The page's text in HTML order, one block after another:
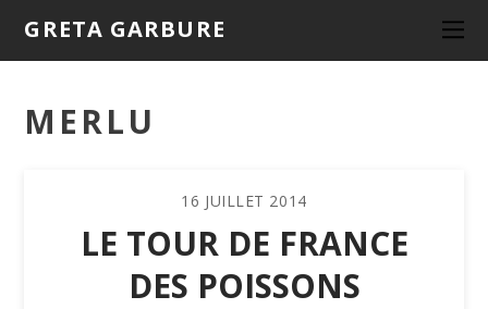
GRETA GARBURE
MERLU
16 JUILLET 2014
LE TOUR DE FRANCE
DES POISSONS